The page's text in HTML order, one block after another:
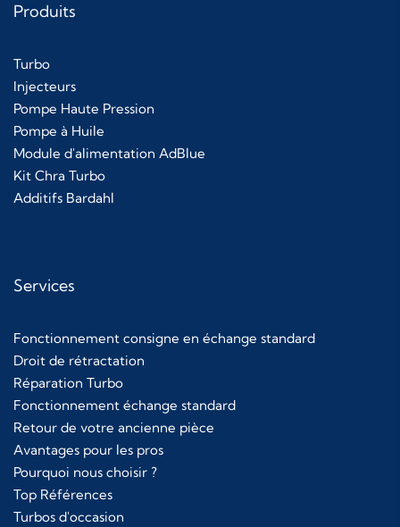
Produits
Turbo
Injecteurs
Pompe Haute Pression
Pompe à Huile
Module d'alimentation AdBlue
Kit Chra Turbo
Additifs Bardahl
Services
Fonctionnement consigne en échange standard
Droit de rétractation
Réparation Turbo
Fonctionnement échange standard
Retour de votre ancienne pièce
Avantages pour les pros
Pourquoi nous choisir ?
Top Références
Turbos d'occasion